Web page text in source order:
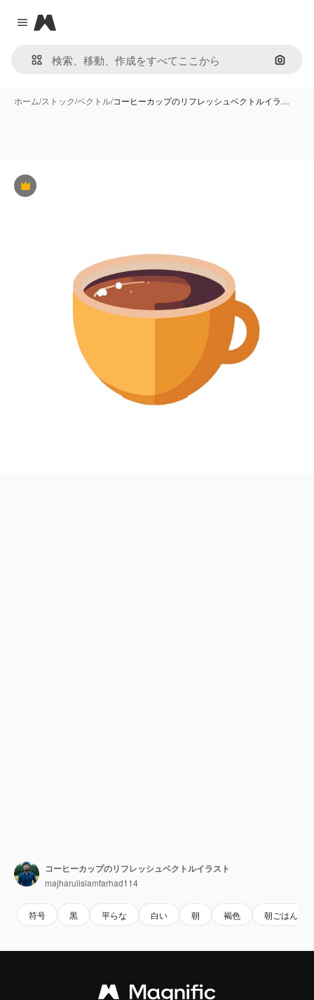
Close menu
Magnific
画像で
ホーム/ストック/ベクトル/コーヒーカップのリフレッシュベクトルイラ…
Premium
コーヒーカップのリフレッシュベクトルイラスト
majharulislamfarhad114
符号 黒 平らな 白い 朝 褐色 朝ごはん